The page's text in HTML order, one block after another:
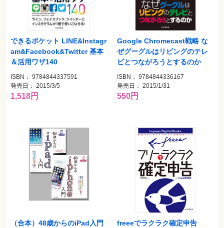
できるポケット LINE&Instagr
am&Facebook&Twitter 基本
＆活用ワザ140
ISBN： 9784844337591
発売日： 2015/3/5
1,518円
Google Chromecast戦略 な
ぜグーグルはリビングのテレ
ビとつながろうとするのか
ISBN： 9784844336167
発売日： 2015/1/31
550円
（合本）48歳からのiPad入門
freeeでラクラク確定申告